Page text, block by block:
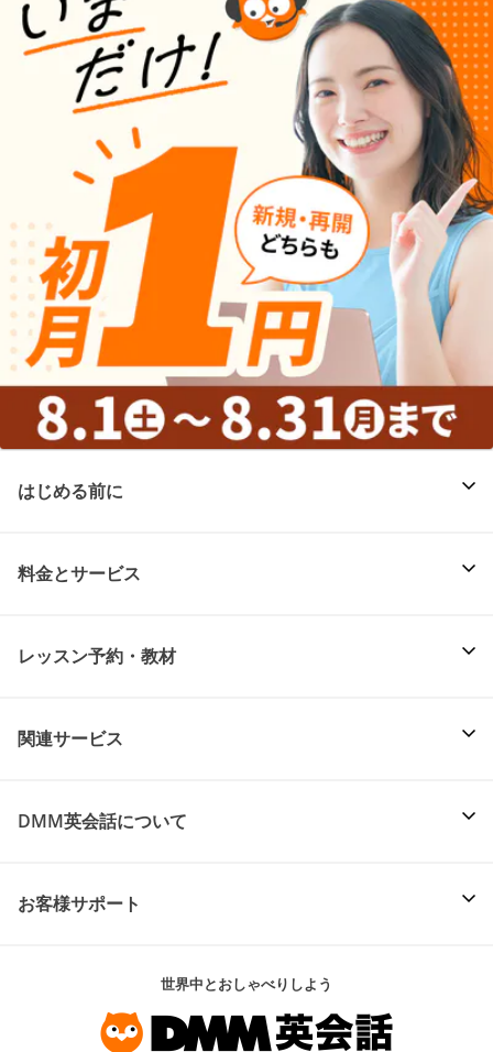
はじめる前に
料金とサービス
レッスン予約・教材
関連サービス
DMM英会話について
お客様サポート
世界中とおしゃべりしよう